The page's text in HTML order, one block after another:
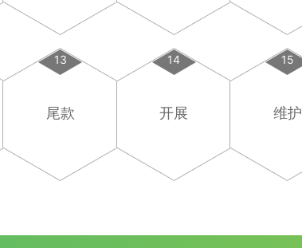
13
尾款
14
开展
15
维护